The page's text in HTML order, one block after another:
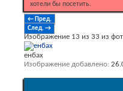
хотели бы посетить.
← Пред.
След. →
Изображение 13 из 33 из
енбах
Изображение добавлено